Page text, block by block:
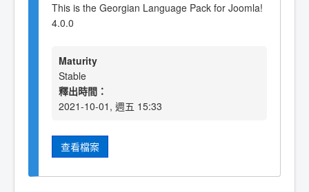
This is the Georgian Language Pack for Joomla!
4.0.0
Maturity
Stable
釋出時間：
2021-10-01, 週五 15:33
查看檔案